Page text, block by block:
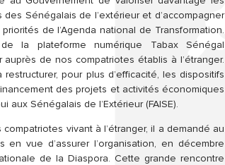
Sénégalais de l’extérieur et d’accompagner
de l’Agenda national de Transformation.
la plateforme numérique Tabax Sénégal
de nos compatriotes établis à l’étranger.
pour plus d’efficacité, les dispositifs
des projets et activités économiques
aux Sénégalais de l’Extérieur (FAISE).
vivant à l’étranger, il a demandé au
vue d’assurer l’organisation, en décembre
de la Diaspora. Cette grande rencontre